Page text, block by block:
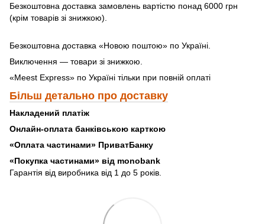
Безкоштовна доставка замовлень вартістю понад 6000 грн
(крім товарів зі знижкою).
Безкоштовна доставка «Новою поштою» по Україні.
Виключення — товари зі знижкою.
«Meest Express» по Україні тільки при повній оплаті
Більш детально про доставку
Накладений платіж
Онлайн-оплата банківською карткою
«Оплата частинами» ПриватБанку
«Покупка частинами» від monobank
Гарантія від виробника від 1 до 5 років.